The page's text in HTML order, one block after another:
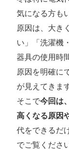
気になる方も
原因は、大き
い」「洗濯機
器具の使用時
原因を明確に
が見えてきま
そこで今回は
高くなる原因
代をできるだ
でご覧くださ